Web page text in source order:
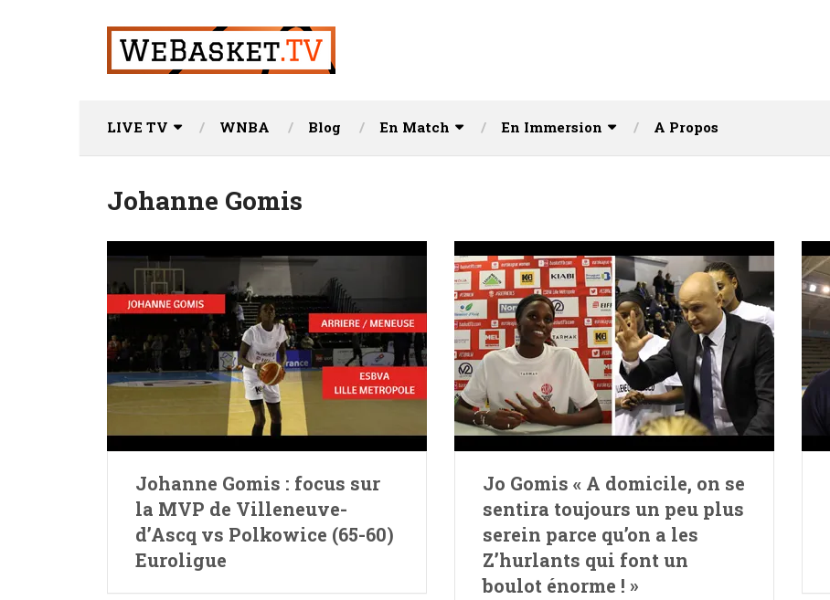
LIVE TV WNBA Blog En Match En Immersion A Propos
Johanne Gomis
Johanne Gomis : focus sur
la MVP de Villeneuve-
d’Ascq vs Polkowice (65-60)
Euroligue
Jo Gomis « A domicile, on se
sentira toujours un peu plus
serein parce qu’on a les
Z’hurlants qui font un
boulot énorme ! »